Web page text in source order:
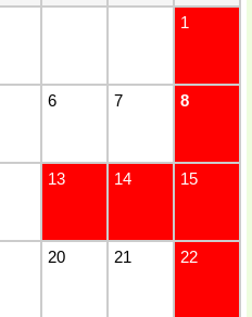
1
6 7 8
13 14 15
20 21 22